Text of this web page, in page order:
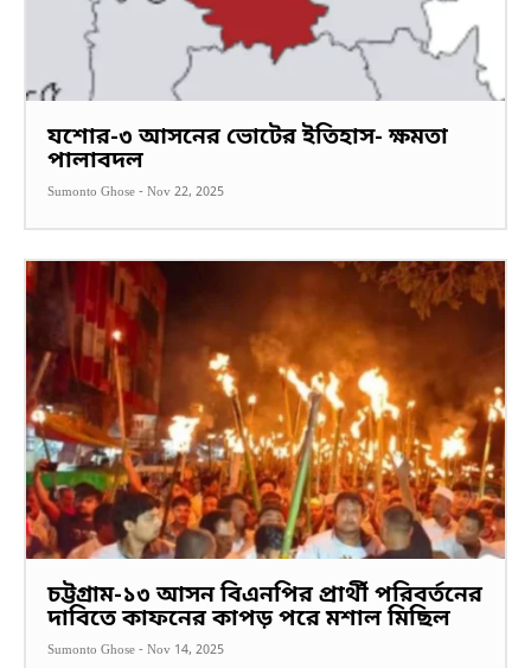
যশোর-৩ আসনের ভোটের ইতিহাস- ক্ষমতা
পালাবদল
Sumonto Ghose - Nov 22, 2025
চট্টগ্রাম-১৩ আসন বিএনপির প্রার্থী পরিবর্তনের
দাবিতে কাফনের কাপড় পরে মশাল মিছিল
Sumonto Ghose - Nov 14, 2025